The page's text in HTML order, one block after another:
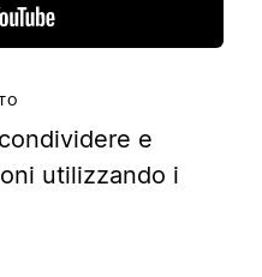
e
utilizzando i